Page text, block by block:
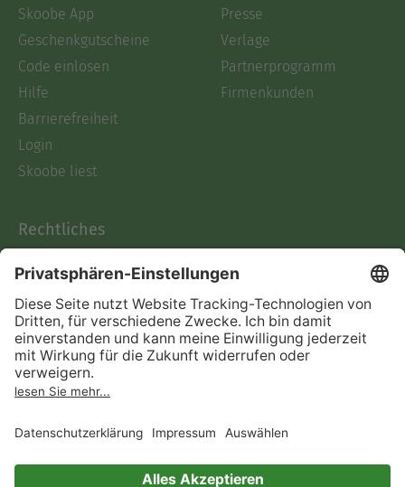
Skoobe App
Geschenkgutscheine
Code einlösen
Hilfe
Barrierefreiheit
Login
Skoobe liest
Presse
Verlage
Partnerprogramm
Firmenkunden
Rechtliches
AGB
Informationen nach Data
Act
Verträge hier kündigen
Impressum